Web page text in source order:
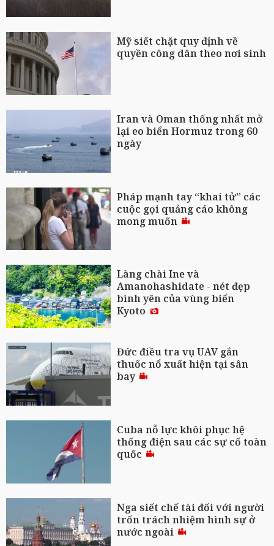
Mỹ siết chặt quy định về
quyền công dân theo nơi sinh
Iran và Oman thống nhất mở
lại eo biển Hormuz trong 60
ngày
Pháp mạnh tay “khai tử” các
cuộc gọi quảng cáo không
mong muốn
Làng chài Ine và
Amanohashidate - nét đẹp
bình yên của vùng biển
Kyoto
Đức điều tra vụ UAV gắn
thuốc nổ xuất hiện tại sân
bay
Cuba nỗ lực khôi phục hệ
thống điện sau các sự cố toàn
quốc
Nga siết chế tài đối với người
trốn trách nhiệm hình sự ở
nước ngoài